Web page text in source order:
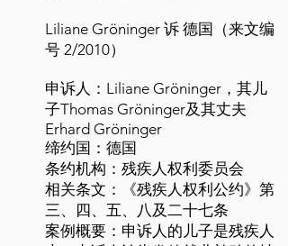
Liliane Gröninger 诉 德国（来文编
号 2/2010）
申诉人：Liliane Gröninger，其儿
子Thomas Gröninger及其丈夫
Erhard Gröninger
缔约国：德国
条约机构：残疾人权利委员会
相关条文：《残疾人权利公约》第
三、四、五、八及二十七条
案例概要：申诉人的儿子是残疾人